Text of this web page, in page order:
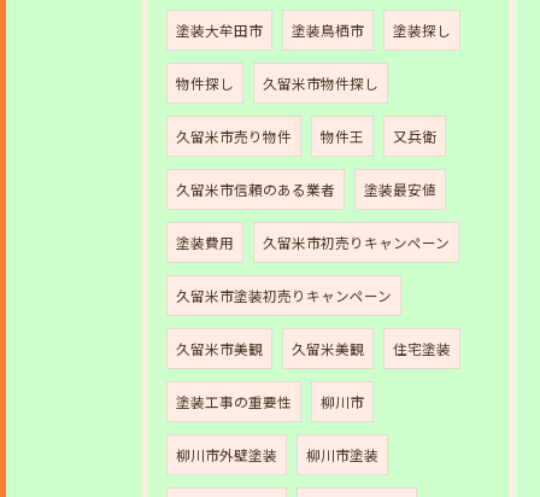
塗装大牟田市 塗装鳥栖市 塗装探し
物件探し 久留米市物件探し
久留米市売り物件 物件王 又兵衛
久留米市信頼のある業者 塗装最安値
塗装費用 久留米市初売りキャンペーン
久留米市塗装初売りキャンペーン
久留米市美観 久留米美観 住宅塗装
塗装工事の重要性 柳川市
柳川市外壁塗装 柳川市塗装